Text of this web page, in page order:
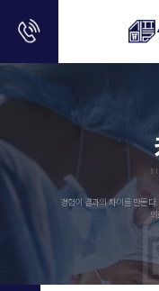
경험이 결과의 차이를 만든
의